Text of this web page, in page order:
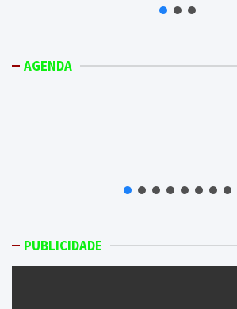
AGENDA
PUBLICIDADE